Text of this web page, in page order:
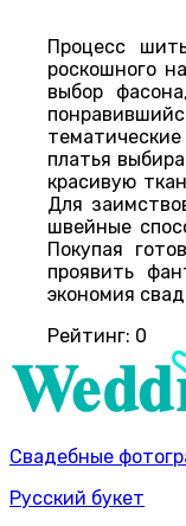
Процесс
роскошного
выбор
платья
красивую
Для
швейные
Покупая
проявить
экономия
Рейтинг: 0
Свадебные
Русский букет